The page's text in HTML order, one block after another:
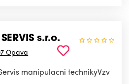
s.r.o.
Opava
manipulacni technikyVzv